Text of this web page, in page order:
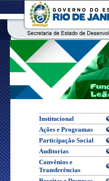
Institucional
Ações e Programas
Participação Social
Auditorias
Convênios e
Transferências